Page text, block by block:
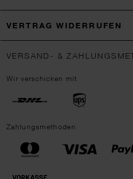
VERTRAG WIDERRUFEN
VERSAND- &
Wir verschicken mit
Zahlungsmethoden